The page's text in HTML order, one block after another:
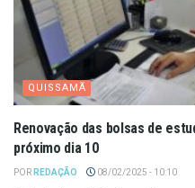
QUISSAMÃ
Renovação das bolsas de
próximo dia 10
POR REDAÇÃO 08/02/2025 - 10:10